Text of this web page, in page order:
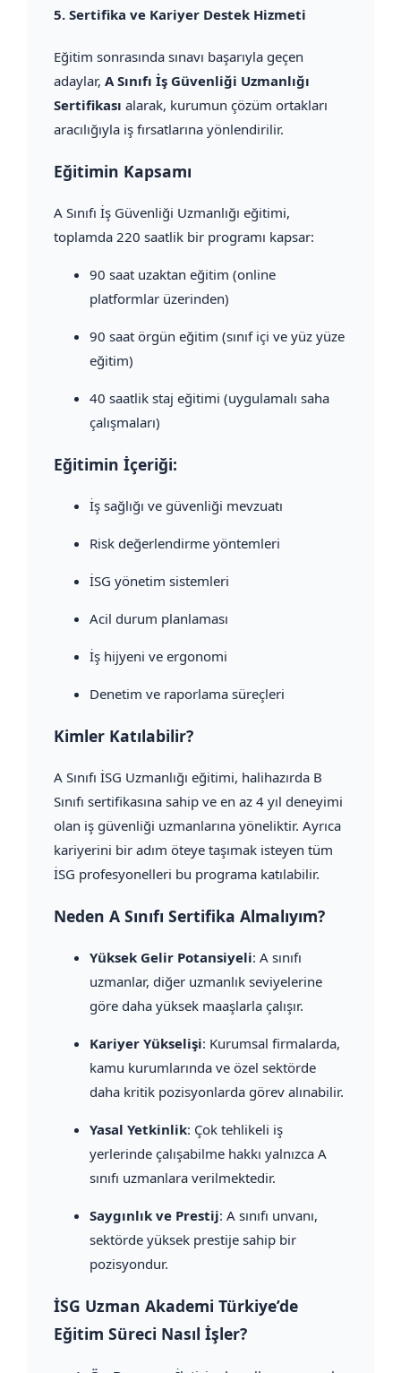
5. Sertifika ve Kariyer Destek Hizmeti
Eğitim sonrasında sınavı başarıyla geçen
adaylar, A Sınıfı İş Güvenliği Uzmanlığı
Sertifikası alarak, kurumun çözüm ortakları
aracılığıyla iş fırsatlarına yönlendirilir.
Eğitimin Kapsamı
A Sınıfı İş Güvenliği Uzmanlığı eğitimi,
toplamda 220 saatlik bir programı kapsar:
90 saat uzaktan eğitim (online
platformlar üzerinden)
90 saat örgün eğitim (sınıf içi ve yüz yüze
eğitim)
40 saatlik staj eğitimi (uygulamalı saha
çalışmaları)
Eğitimin İçeriği:
İş sağlığı ve güvenliği mevzuatı
Risk değerlendirme yöntemleri
İSG yönetim sistemleri
Acil durum planlaması
İş hijyeni ve ergonomi
Denetim ve raporlama süreçleri
Kimler Katılabilir?
A Sınıfı İSG Uzmanlığı eğitimi, halihazırda B
Sınıfı sertifikasına sahip ve en az 4 yıl deneyimi
olan iş güvenliği uzmanlarına yöneliktir. Ayrıca
kariyerini bir adım öteye taşımak isteyen tüm
İSG profesyonelleri bu programa katılabilir.
Neden A Sınıfı Sertifika Almalıyım?
Yüksek Gelir Potansiyeli: A sınıfı
uzmanlar, diğer uzmanlık seviyelerine
göre daha yüksek maaşlarla çalışır.
Kariyer Yükselişi: Kurumsal firmalarda,
kamu kurumlarında ve özel sektörde
daha kritik pozisyonlarda görev alınabilir.
Yasal Yetkinlik: Çok tehlikeli iş
yerlerinde çalışabilme hakkı yalnızca A
sınıfı uzmanlara verilmektedir.
Saygınlık ve Prestij: A sınıfı unvanı,
sektörde yüksek prestije sahip bir
pozisyondur.
İSG Uzman Akademi Türkiye’de
Eğitim Süreci Nasıl İşler?